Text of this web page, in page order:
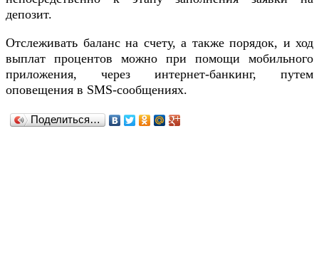
депозит.
Отслеживать баланс на счету, а также порядок, и ход
выплат процентов можно при помощи мобильного
приложения, через интернет-банкинг, путем
оповещения в SMS-сообщениях.
Поделиться…